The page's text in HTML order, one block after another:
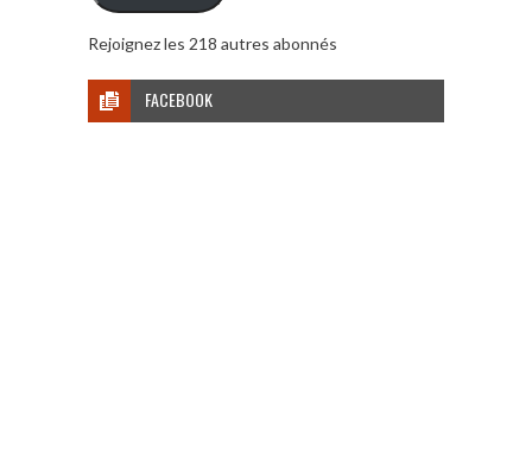
Rejoignez les 218 autres abonnés
FACEBOOK